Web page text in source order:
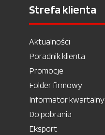
Strefa klienta
Aktualności
Poradnik klienta
Promocje
Folder firmowy
Informator kwartalny
Do pobrania
Eksport